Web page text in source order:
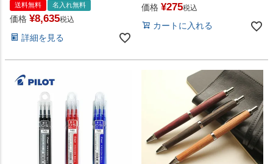
送料無料 名入れ無料
価格 ¥8,635税込
詳細を見る
価格 ¥275税込
カートに入れる